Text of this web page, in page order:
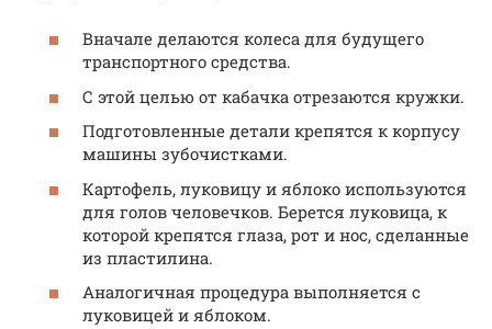
Вначале делаются колеса для будущего
транспортного средства.
С этой целью от кабачка отрезаются кружки.
Подготовленные детали крепятся к корпусу
машины зубочистками.
Картофель, луковицу и яблоко используются
для голов человечков. Берется луковица, к
которой крепятся глаза, рот и нос, сделанные
из пластилина.
Аналогичная процедура выполняется с
луковицей и яблоком.